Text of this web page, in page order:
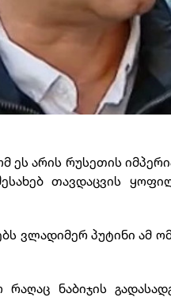
ეს არის რუსეთის
თავდაცვის
ვლადიმერ პუტინი ამ
ნაბიჯის